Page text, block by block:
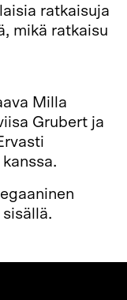
ratkaisuja
mikä ratkaisu
Milla
Grubert ja
sisällä.